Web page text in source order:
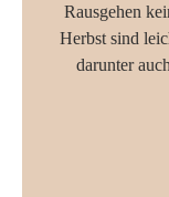
Rausgehen
Herbst sind
darunter